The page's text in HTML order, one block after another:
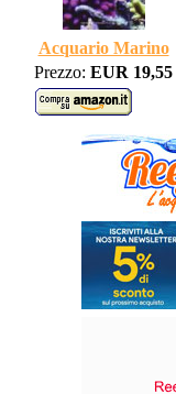
Acquario Marino
Prezzo: EUR 19,55